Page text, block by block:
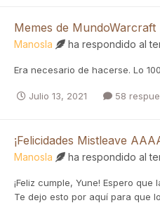
Memes de MundoWarcraft
Manosla ha respondido al
Era necesario de hacerse. Lo
Julio 13, 2021 58
¡Felicidades Mistleave
Manosla ha respondido al
¡Feliz cumple, Yune! Espero
Te dejo esto por aquí para que